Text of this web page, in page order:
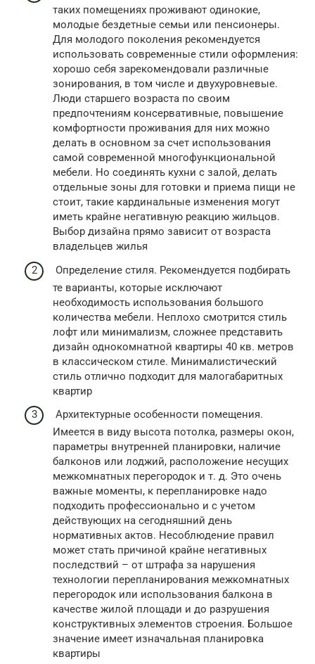
таких помещениях проживают одинокие,
молодые бездетные семьи или пенсионеры.
Для молодого поколения рекомендуется
использовать современные стили оформления:
хорошо себя зарекомендовали различные
зонирования, в том числе и двухуровневые.
Люди старшего возраста по своим
предпочтениям консервативные, повышение
комфортности проживания для них можно
делать в основном за счет использования
самой современной многофункциональной
мебели. Но соединять кухни с залой, делать
отдельные зоны для готовки и приема пищи не
стоит, такие кардинальные изменения могут
иметь крайне негативную реакцию жильцов.
Выбор дизайна прямо зависит от возраста
владельцев жилья
Определение стиля. Рекомендуется подбирать
те варианты, которые исключают
необходимость использования большого
количества мебели. Неплохо смотрится стиль
лофт или минимализм, сложнее представить
дизайн однокомнатной квартиры 40 кв. метров
в классическом стиле. Минималистический
стиль отлично подходит для малогабаритных
квартир
Архитектурные особенности помещения.
Имеется в виду высота потолка, размеры окон,
параметры внутренней планировки, наличие
балконов или лоджий, расположение несущих
межкомнатных перегородок и т. д. Это очень
важные моменты, к перепланировке надо
подходить профессионально и с учетом
действующих на сегодняшний день
нормативных актов. Несоблюдение правил
может стать причиной крайне негативных
последствий – от штрафа за нарушения
технологии перепланирования межкомнатных
перегородок или использования балкона в
качестве жилой площади и до разрушения
конструктивных элементов строения. Большое
значение имеет изначальная планировка
квартиры